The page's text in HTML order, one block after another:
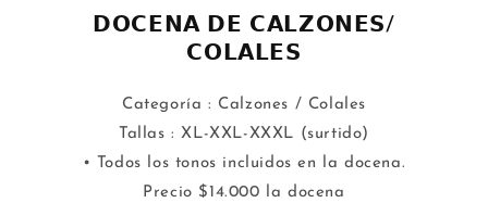
𝗗𝗢𝗖𝗘𝗡𝗔 𝗗𝗘 𝗖𝗔𝗟𝗭𝗢𝗡𝗘𝗦/
𝗖𝗢𝗟𝗔𝗟𝗘𝗦
Categoría : Calzones / Colales
Tallas : XL-XXL-XXXL (surtido)
• Todos los tonos incluidos en la docena.
Precio $14.000 la docena